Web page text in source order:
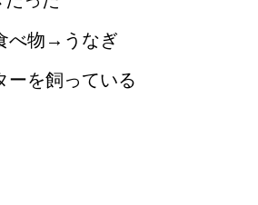
べ物→うなぎ
ーを飼っている